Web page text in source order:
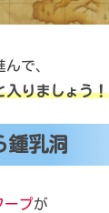
で、
入りましょう！
鍾乳洞
ープが